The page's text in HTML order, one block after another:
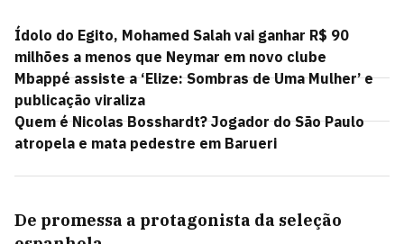
Ídolo do Egito, Mohamed Salah vai ganhar R$ 90
milhões a menos que Neymar em novo clube
Mbappé assiste a ‘Elize: Sombras de Uma Mulher’ e
publicação viraliza
Quem é Nicolas Bosshardt? Jogador do São Paulo
atropela e mata pedestre em Barueri
De promessa a protagonista da seleção